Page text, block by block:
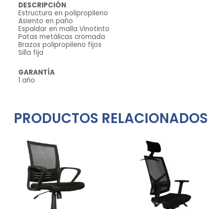
DESCRIPCIÓN
Estructura en polipropileno
Asiento en paño
Espaldar en malla Vinotinto
Patas metálicas cromada
Brazos polipropileno fijos
Silla fija
GARANTÍA
1 año
PRODUCTOS RELACIONADOS